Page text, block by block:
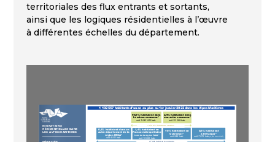
territoriales des flux entrants et sortants,
ainsi que les logiques résidentielles à l’œuvre
à différentes échelles du département.